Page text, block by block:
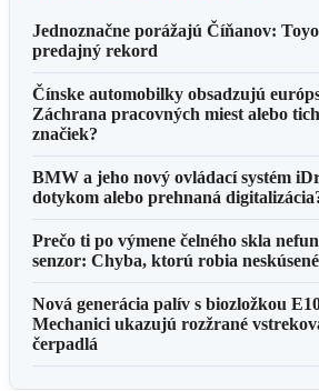
Jednoznačne porážajú Číňanov:
predajný rekord
Čínske automobilky obsadzujú
Záchrana pracovných miest alebo
značiek?
BMW a jeho nový ovládací systém
dotykom alebo prehnaná
Prečo ti po výmene čelného skla
senzor: Chyba, ktorú robia
Nová generácia palív s biozložkou
Mechanici ukazujú rozžrané
čerpadlá